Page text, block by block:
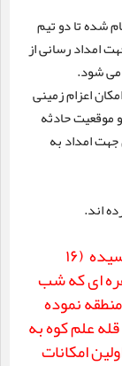
شده تا دو تیم
امداد رسانی از
می شود.
اعزام زمینی
موقعیت حادثه
امداد به
اند.
لازم به ذکر است بر اساس آخرین اخباررسیده (۱۶
ای که شب
نموده
قله علم کوه به
امکانات